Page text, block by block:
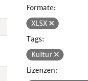
Formate:
XLSX
Tags:
Kultur
Lizenzen: